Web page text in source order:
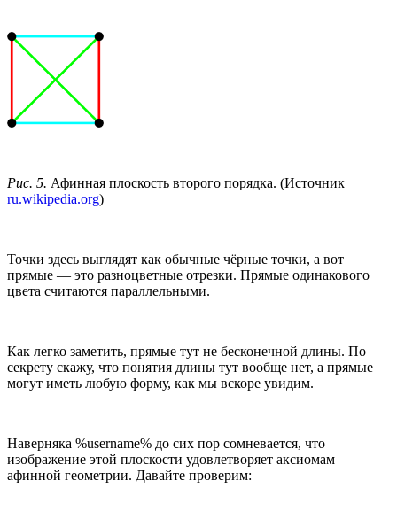
Рис. 5. Афинная плоскость второго порядка. (Источник
ru.wikipedia.org)
Точки здесь выглядят как обычные чёрные точки, а вот
прямые — это разноцветные отрезки. Прямые одинакового
цвета считаются параллельными.
Как легко заметить, прямые тут не бесконечной длины. По
секрету скажу, что понятия длины тут вообще нет, а прямые
могут иметь любую форму, как мы вскоре увидим.
Наверняка %username% до сих пор сомневается, что
изображение этой плоскости удовлетворяет аксиомам
афинной геометрии. Давайте проверим: